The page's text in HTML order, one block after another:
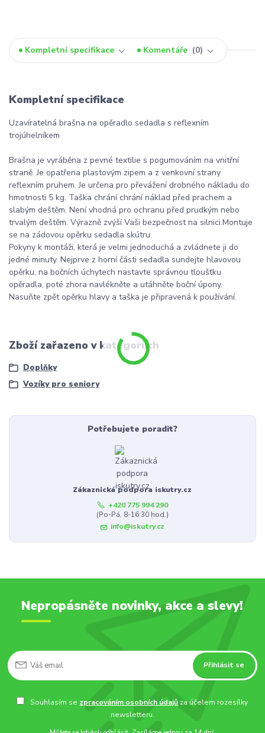
Kompletní specifikace Komentáře 0
Kompletní specifikace
Uzavíratelná brašna na opěradlo sedadla s reflexním
trojúhelníkem
Brašna je vyráběna z pevné textilie s pogumováním na vnitřní
straně. Je opatřena plastovým zipem a z venkovní strany
reflexním pruhem. Je určena pro převážení drobného nákladu do
hmotnosti 5 kg. Taška chrání chrání náklad před prachem a
slabým deštěm. Není vhodná pro ochranu před prudkým nebo
trvalým deštěm. Výrazně zvýší Vaši bezpečnost na silnici.Montuje
se na zádovou opěrku sedadla skútru.
Pokyny k montáži, která je velmi jednoduchá a zvládnete ji do
jedné minuty. Nejprve z horní části sedadla sundejte hlavovou
opěrku, na bočních úchytech nastavte správnou tloušťku
opěradla, poté zhora navlékněte a utáhněte boční úpony.
Nasuňte zpět opěrku hlavy a taška je připravená k používání.
Zboží zařazeno v kategoriích
Doplňky
Vozíky pro seniory
Potřebujete poradit?
Zákaznická podpora iskutry.cz
+420 775 994 290
(Po-Pá, 8-16:30 hod.)
info@iskutry.cz
Nepropásněte novinky, akce a slevy!
Přihlásit se
Souhlasím se zpracováním osobních údajů za účelem rozesílky
newsletteru.